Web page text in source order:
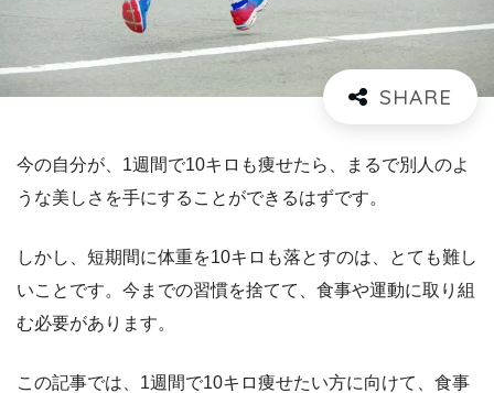
今の自分が、1週間で10キロも痩せたら、まるで別人のよ
うな美しさを手にすることができるはずです。
しかし、短期間に体重を10キロも落とすのは、とても難し
いことです。今までの習慣を捨てて、食事や運動に取り組
む必要があります。
この記事では、1週間で10キロ痩せたい方に向けて、食事